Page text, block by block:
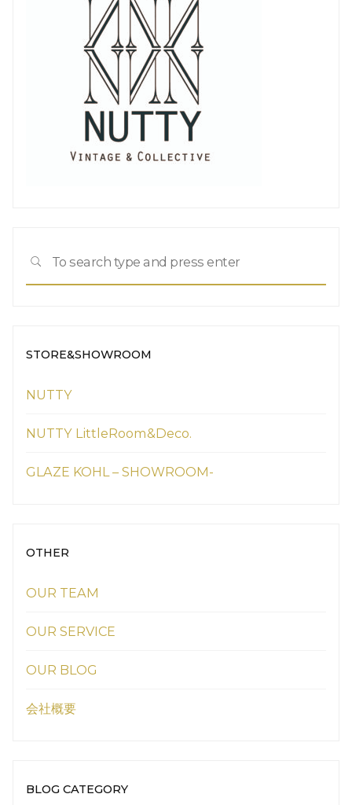
SEARCH
STORE&SHOWROOM
NUTTY
NUTTY LittleRoom&Deco.
GLAZE KOHL – SHOWROOM-
OTHER
OUR TEAM
OUR SERVICE
OUR BLOG
会社概要
BLOG CATEGORY